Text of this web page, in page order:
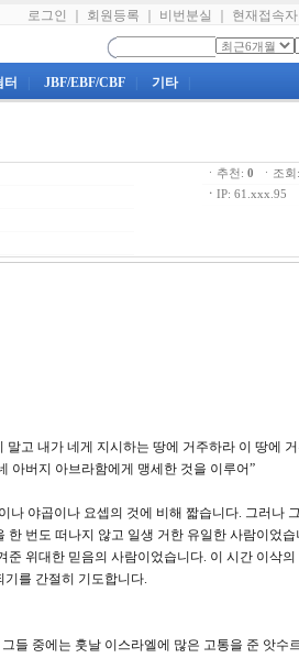
로그인 회원등록 비번분실 현재접속자
터 JBF/EBF/CBF 기타
ㆍ추천: 0 ㆍ조
ㆍ IP: 61.xxx.95
고 내가 네게 지시하는 땅에 거주하라 이 땅에
아버지 아브라함에게 맹세한 것을 이루어”
나 야곱이나 요셉의 것에 비해 짧습니다. 그러나
번도 떠나지 않고 일생 거한 유일한 사람이었습
위대한 믿음의 사람이었습니다. 이 시간 이삭의
를 간절히 기도합니다.
들 중에는 훗날 이스라엘에 많은 고통을 준 앗수